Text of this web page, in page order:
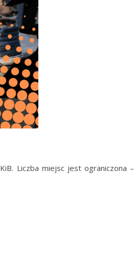
Liczba miejsc jest ograniczona –